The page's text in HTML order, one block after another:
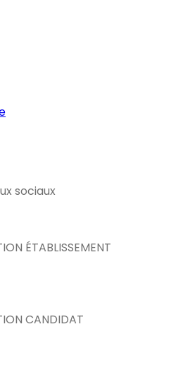
sociaux
ÉTABLISSEMENT
CANDIDAT